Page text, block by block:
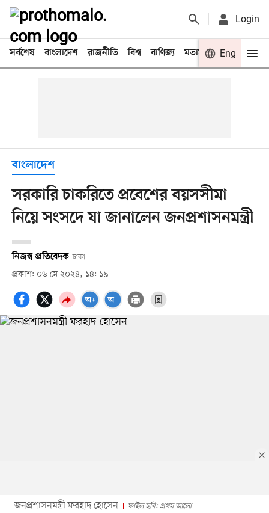
Login
সর্বশেষ বাংলাদেশ রাজনীতি বিশ্ব বাণিজ্য মতামত খেলা
Eng
বাংলাদেশ
সরকারি চাকরিতে প্রবেশের বয়সসীমা
নিয়ে সংসদে যা জানালেন জনপ্রশাসনমন্ত্রী
নিজস্ব প্রতিবেদক ঢাকা
প্রকাশ: ০৬ মে ২০২৪, ১৪: ১৯
জনপ্রশাসনমন্ত্রী ফরহাদ হোসেন ফাইল ছবি: প্রথম আলো